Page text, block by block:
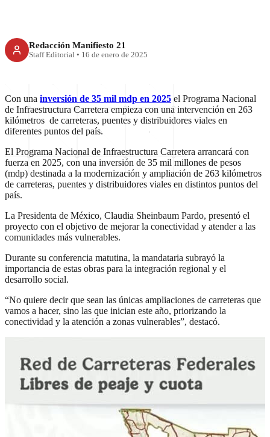
Redacción Manifiesto 21
Staff Editorial • 16 de enero de 2025
Con una inversión de 35 mil mdp en 2025 el Programa Nacional
de Infraestructura Carretera empieza con una intervención en 263
kilómetros de carreteras, puentes y distribuidores viales en
diferentes puntos del país.
El Programa Nacional de Infraestructura Carretera arrancará con
fuerza en 2025, con una inversión de 35 mil millones de pesos
(mdp) destinada a la modernización y ampliación de 263 kilómetros
de carreteras, puentes y distribuidores viales en distintos puntos del
país.
La Presidenta de México, Claudia Sheinbaum Pardo, presentó el
proyecto con el objetivo de mejorar la conectividad y atender a las
comunidades más vulnerables.
Durante su conferencia matutina, la mandataria subrayó la
importancia de estas obras para la integración regional y el
desarrollo social.
“No quiere decir que sean las únicas ampliaciones de carreteras que
vamos a hacer, sino las que inician este año, priorizando la
conectividad y la atención a zonas vulnerables”, destacó.